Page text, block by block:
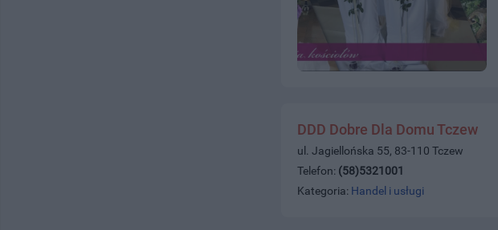
DDD Dobre Dla Domu Tczew
ul. Jagiellońska 55, 83-110 Tczew
Telefon: (58)5321001
Kategoria: Handel i usługi